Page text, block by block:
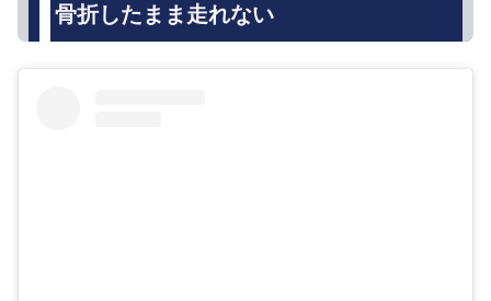
骨折したまま走れない